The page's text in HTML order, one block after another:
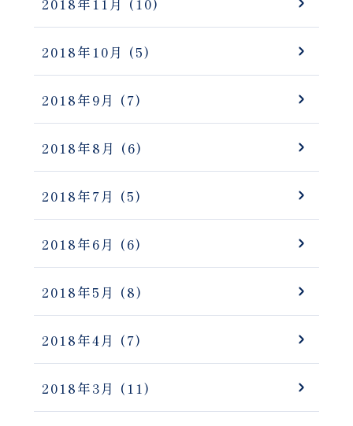
2018年11月 (10)
2018年10月 (5)
2018年9月 (7)
2018年8月 (6)
2018年7月 (5)
2018年6月 (6)
2018年5月 (8)
2018年4月 (7)
2018年3月 (11)